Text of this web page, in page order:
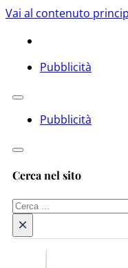
Vai al contenuto
Pubblicità
Pubblicità
Cerca nel sito
Cerca
×